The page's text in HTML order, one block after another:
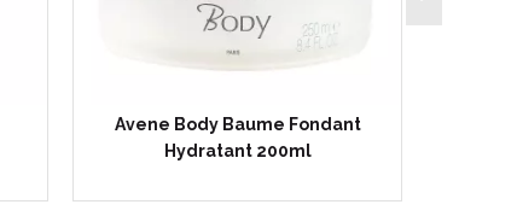
Avene Body Baume Fondant
Hydratant 200ml